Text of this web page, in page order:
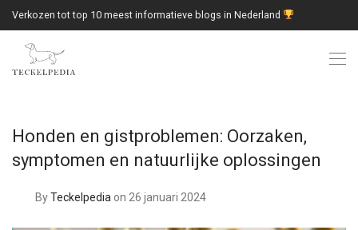
Verkozen tot top 10 meest informatieve blogs in Nederland
Honden en gistproblemen: Oorzaken,
symptomen en natuurlijke oplossingen
ByTeckelpedia on 26 januari 2024